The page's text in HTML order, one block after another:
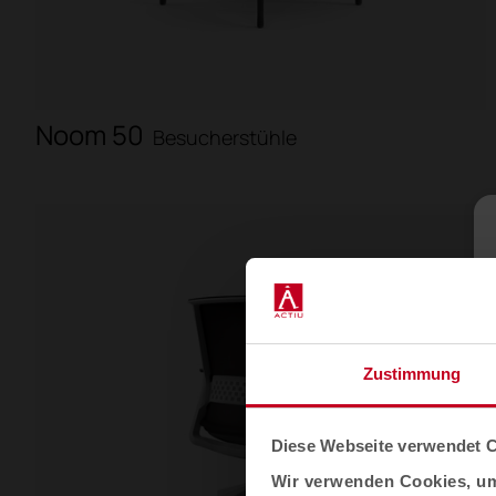
Zustimmung
Diese Webseite verwendet
Wir verwenden Cookies,
Noom 50 Besucherstühle